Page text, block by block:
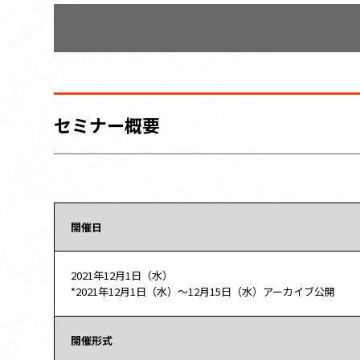
セミナー概要
開催日
2021年12月1日（水）
*2021年12月1日（水）～12月15日（水）アーカイブ公開
開催形式